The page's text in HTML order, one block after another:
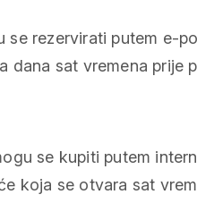
rezervirati putem e-
sat vremena prije
se kupiti putem
koja se otvara sat